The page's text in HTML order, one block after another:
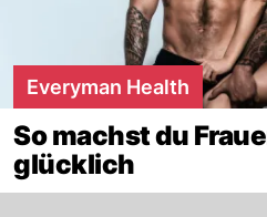
Everyman Health
So machst du
glücklich